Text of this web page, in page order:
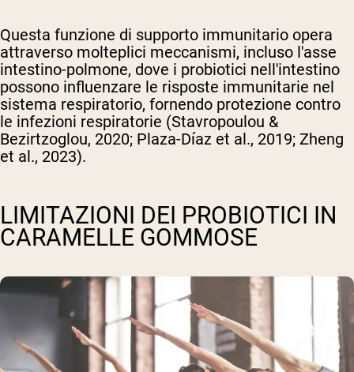
Questa funzione di supporto immunitario opera
attraverso molteplici meccanismi, incluso l'asse
intestino-polmone, dove i probiotici nell'intestino
possono influenzare le risposte immunitarie nel
sistema respiratorio, fornendo protezione contro
le infezioni respiratorie (Stavropoulou &
Bezirtzoglou, 2020; Plaza-Díaz et al., 2019; Zheng
et al., 2023).
LIMITAZIONI DEI PROBIOTICI IN
CARAMELLE GOMMOSE